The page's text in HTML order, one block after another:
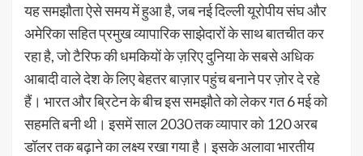
यह समझौता ऐसे समय में हुआ है, जब नई दिल्ली यूरोपीय संघ और
अमेरिका सहित प्रमुख व्यापारिक साझेदारों के साथ बातचीत कर
रहा है, जो टैरिफ की धमकियों के ज़रिए दुनिया के सबसे अधिक
आबादी वाले देश के लिए बेहतर बाज़ार पहुंच बनाने पर ज़ोर दे रहे
हैं। भारत और ब्रिटेन के बीच इस समझौते को लेकर गत 6 मई को
सहमति बनी थी। इसमें साल 2030 तक व्यापार को 120 अरब
डॉलर तक बढ़ाने का लक्ष्य रखा गया है। इसके अलावा भारतीय